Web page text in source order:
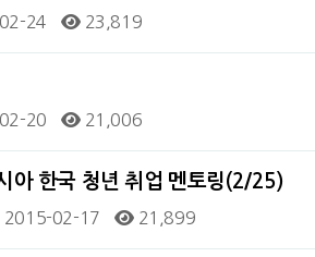
24 23,819
20 21,006
아 한국 청년 취업 멘토링(2/25)
2015-02-17 21,899